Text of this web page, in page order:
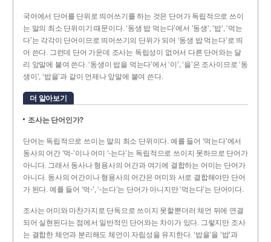
국어에서 단어를 단위로 띄어쓰기를 하는 것은 단어가 독립적으로 쓰이
는 말의 최소 단위이기 때문이다. ‘동생 밥 먹는다’에서 ‘동생’, ‘밥’, ‘먹는
다’는 각각이 단어이므로 띄어쓰기의 단위가 되어 ‘동생 밥 먹는다’로 띄
어 쓴다. 그런데 단어 가운데 조사는 독립성이 없어서 다른 단어와는 달
리 앞말에 붙여 쓴다. ‘동생이 밥을 먹는다’에서 ‘이’, ‘을’은 조사이므로 ‘동
생이’, ‘밥을’과 같이 언제나 앞말에 붙여 쓴다.
더 알아보기
조사는 단어인가?
단어는 독립적으로 쓰이는 말의 최소 단위이다. 예를 들어 ‘먹는다’에서
동사의 어간 ‘먹-­’이나 어미 ‘­-는다’는 독립적으로 쓰이지 못하므로 단어가
아니다. 그래서 동사나 형용사의 어간과 여기에 결합하는 어미는 단어가
아니다. 동사의 어간이나 형용사의 어간은 어미와 서로 결합해야만 단어
가 된다. 예를 들어 ‘먹-’, ‘-는다’는 단어가 아니지만 ‘먹는다’는 단어이다.
조사는 어미와 마찬가지로 단독으로 쓰이지 못할뿐더러 체언 뒤에 연결
되어 실현된다는 점에서 일반적인 단어와는 차이가 있다. 그렇지만 조사
는 결합한 체언과 분리해도 체언이 자립성을 유지한다. ‘밥을’을 ‘밥’과